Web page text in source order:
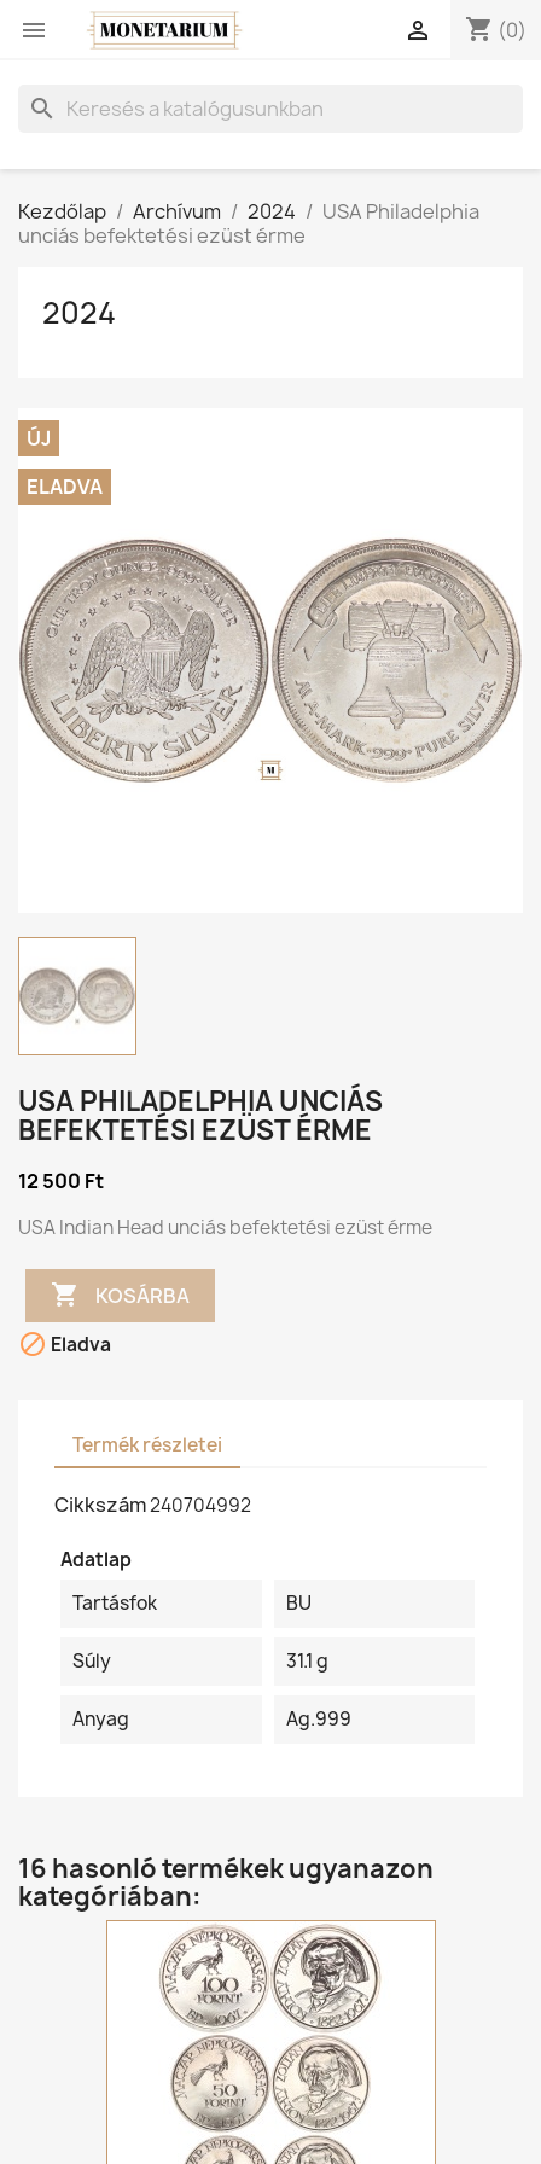
 shopping_cart (0)

search
Kezdőlap Archívum 2024
USA Philadelphia
unciás befektetési ezüst érme
2024
ÚJ
ELADVA
USA PHILADELPHIA UNCIÁS
BEFEKTETÉSI EZÜST ÉRME
12 500 Ft
USA Indian Head unciás befektetési ezüst érme
 KOSÁRBA
 Eladva
Termék részletei
Cikkszám240704992
Adatlap
Tartásfok
BU
Súly 31.1 g
Anyag Ag.999
16 hasonló termékek ugyanazon
kategóriában: